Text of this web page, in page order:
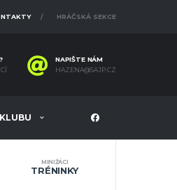
HRÁČSKÁ SEKCE
NAPIŠTE NÁM
HAZENA@SAJP.CZ
MINIŽÁCI
TRÉNINKY